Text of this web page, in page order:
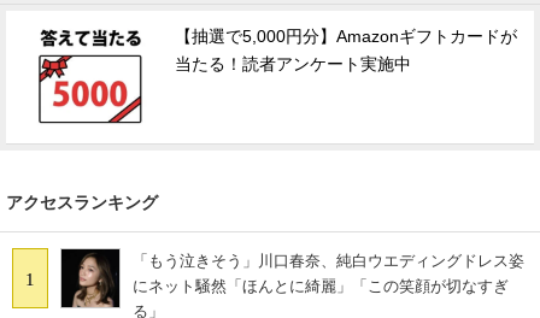
【抽選で5,000円分】Amazonギフトカードが
当たる！読者アンケート実施中
アクセスランキング
1
「もう泣きそう」川口春奈、純白ウエディングドレス姿
にネット騒然「ほんとに綺麗」「この笑顔が切なすぎ
る」